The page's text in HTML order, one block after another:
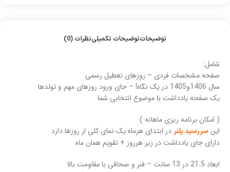
توضیحاتتوضیحات تکمیلینظرات (0)
شامل:
صفحه مشخصات فردی – روزهای تعطیل رسمی
سال 1406و1405 در یک نگاه! – جای ورود روزهای مهم و تولدها
یک صفحه یادداشت با موضوع انتخابی شما
( امکان برنامه ریزی ماهانه )
این سررسید پلنردر ابتدای هرماه یک نمای کلی ار روزها دارد
دارای جای یادداشت در زیر هرروز + تقویم همان ماه
ابعاد 21.5 در 13 سانت – فنر و صحافی با مقاومت بالا